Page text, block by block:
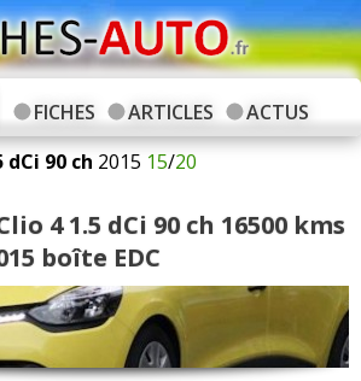
FICHES ARTICLES
ACTUS
dCi 90 ch 2015 15/20
4 1.5 dCi 90 ch 16500 kms
boîte EDC